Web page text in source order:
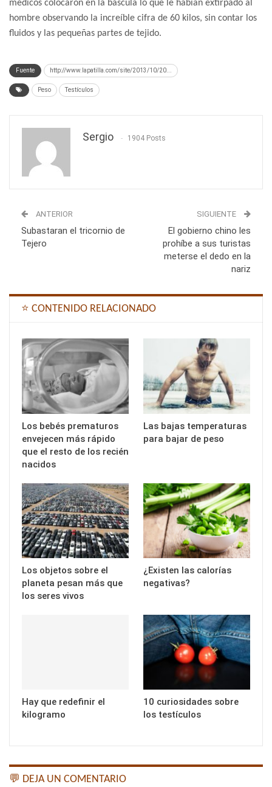
médicos colocaron en la báscula lo que le habían extirpado al
hombre observando la increíble cifra de 60 kilos, sin contar los
fluidos y las pequeñas partes de tejido.
Fuente http://www.lapatilla.com/site/2013/10/20...
Peso Testículos
Sergio 1904 Posts
ANTERIOR
Subastaran el tricornio de
Tejero
SIGUIENTE
El gobierno chino les
prohíbe a sus turistas
meterse el dedo en la
nariz
⭐ CONTENIDO RELACIONADO
Los bebés prematuros
envejecen más rápido
que el resto de los recién
nacidos
Las bajas temperaturas
para bajar de peso
Los objetos sobre el
planeta pesan más que
los seres vivos
¿Existen las calorías
negativas?
Hay que redefinir el
kilogramo
10 curiosidades sobre
los testículos
💬 DEJA UN COMENTARIO